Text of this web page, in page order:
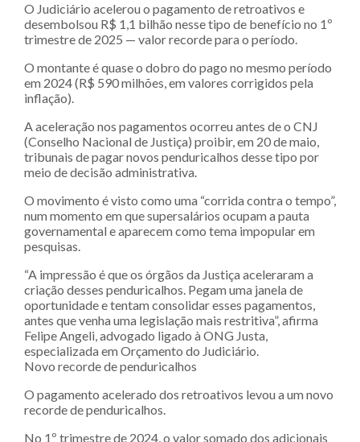
O Judiciário acelerou o pagamento de retroativos e
desembolsou R$ 1,1 bilhão nesse tipo de benefício no 1º
trimestre de 2025 — valor recorde para o período.
O montante é quase o dobro do pago no mesmo período
em 2024 (R$ 590 milhões, em valores corrigidos pela
inflação).
A aceleração nos pagamentos ocorreu antes de o CNJ
(Conselho Nacional de Justiça) proibir, em 20 de maio,
tribunais de pagar novos penduricalhos desse tipo por
meio de decisão administrativa.
O movimento é visto como uma “corrida contra o tempo”,
num momento em que supersalários ocupam a pauta
governamental e aparecem como tema impopular em
pesquisas.
“A impressão é que os órgãos da Justiça aceleraram a
criação desses penduricalhos. Pegam uma janela de
oportunidade e tentam consolidar esses pagamentos,
antes que venha uma legislação mais restritiva”, afirma
Felipe Angeli, advogado ligado à ONG Justa,
especializada em Orçamento do Judiciário.
Novo recorde de penduricalhos
O pagamento acelerado dos retroativos levou a um novo
recorde de penduricalhos.
No 1º trimestre de 2024, o valor somado dos adicionais